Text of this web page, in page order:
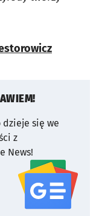
dzieje się we
z
News!
serwisu